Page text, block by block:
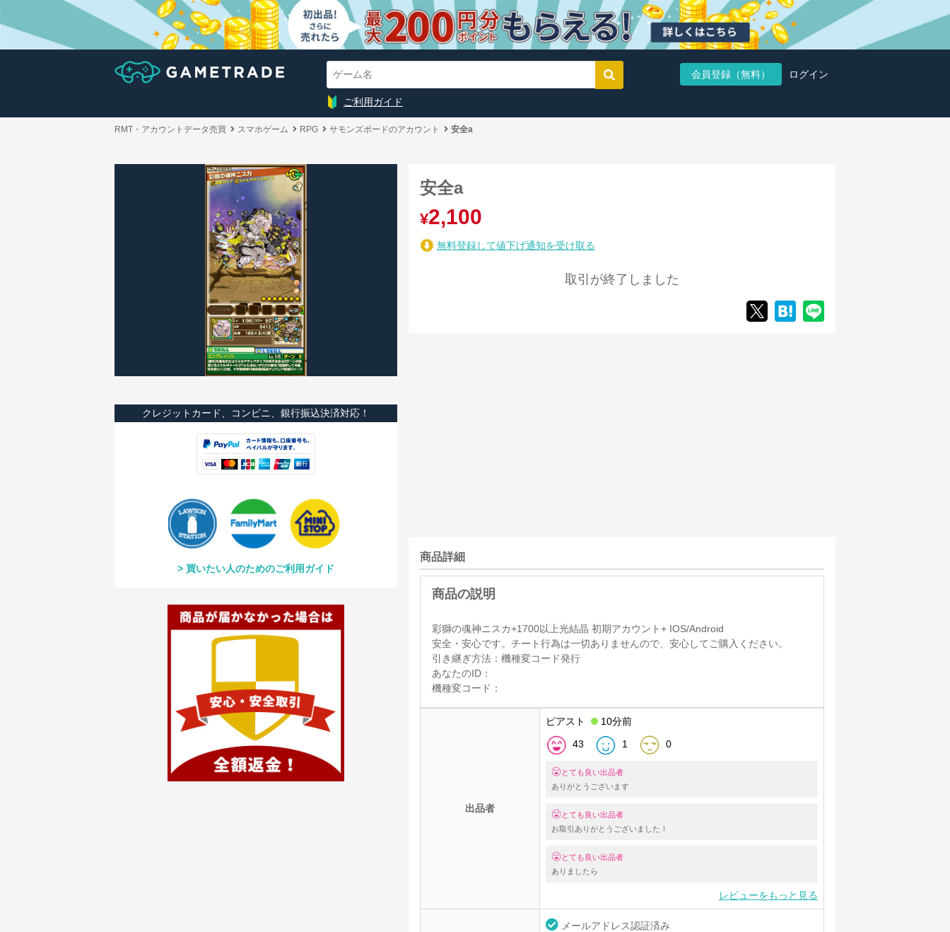
会員登録（無料） ログイン
ご利用ガイド
RMT・アカウントデータ売買 スマホゲーム RPG サモンズボードのアカウント 安全a
クレジットカード、コンビニ、銀行振込決済対応！
買いたい人のためのご利用ガイド
安全a
¥2,100
無料登録して値下げ通知を受け取る
取引が終了しました
商品詳細
彩獅の魂神ニスカ+1700以上光結晶 初期アカウント+ IOS/Android
安全・安心です。チート行為は一切ありませんので、安心してご購入ください。
引き継ぎ方法：機種変コード発行
あなたのID：
機種変コード：
出品者
ピアスト 10分前
43 1 0
とても良い出品者
ありがとうございます
とても良い出品者
お取引ありがとうございました！
とても良い出品者
ありましたら
レビューをもっと見る
メールアドレス認証済み